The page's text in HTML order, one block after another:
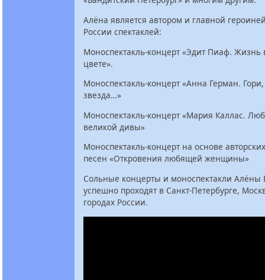
Алёна является автором и главной
России спектаклей:
Моноспектакль-концерт «Эдит Пиаф. Жизнь
цвете».
Моноспектакль-концерт «Анна Герман.
звезда…»
Моноспектакль-концерт «Мария Каллас.
великой дивы»
Моноспектакль-концерт на основе
песен «Откровения любящей женщины»
Сольные концерты и моноспектакли Алёны
успешно проходят в Санкт-Петербурге,
городах России.